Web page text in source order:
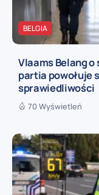
BELGIA
Vlaams Belang
partia powołuje
sprawiedliwości
70 Wyświetleń